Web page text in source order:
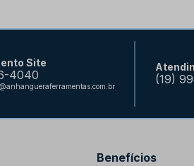
Site
4040 (19)
Benefícios